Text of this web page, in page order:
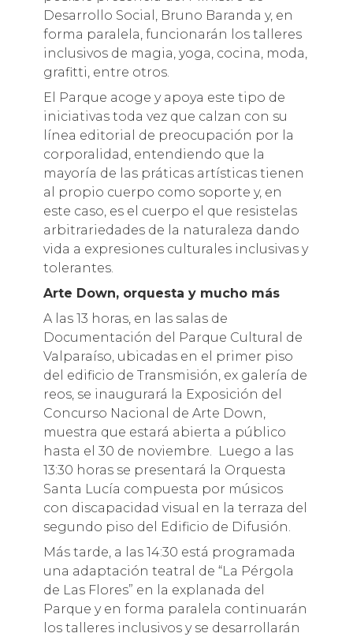
Desarrollo Social, Bruno Baranda y, en
forma paralela, funcionarán los talleres
inclusivos de magia, yoga, cocina, moda,
grafitti, entre otros.
El Parque acoge y apoya este tipo de
iniciativas toda vez que calzan con su
línea editorial de preocupación por la
corporalidad, entendiendo que la
mayoría de las práticas artísticas tienen
al propio cuerpo como soporte y, en
este caso, es el cuerpo el que resistelas
arbitrariedades de la naturaleza dando
vida a expresiones culturales inclusivas y
tolerantes.
Arte Down, orquesta y mucho más
A las 13 horas, en las salas de
Documentación del Parque Cultural de
Valparaíso, ubicadas en el primer piso
del edificio de Transmisión, ex galería de
reos, se inaugurará la Exposición del
Concurso Nacional de Arte Down,
muestra que estará abierta a público
hasta el 30 de noviembre. Luego a las
13:30 horas se presentará la Orquesta
Santa Lucía compuesta por músicos
con discapacidad visual en la terraza del
segundo piso del Edificio de Difusión.
Más tarde, a las 14:30 está programada
una adaptación teatral de “La Pérgola
de Las Flores” en la explanada del
Parque y en forma paralela continuarán
los talleres inclusivos y se desarrollarán